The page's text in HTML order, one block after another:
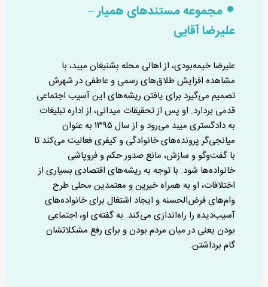
مجموعه مستندهای همیار –
علیرضا آقایی
علیرضا خیمه‌بودی، از اهالی محله بشنیغان میبد، با
مشاهده افزایش طلاق‌های رسمی و عاطفی در شهرش
تصمیم می‌گیرد برای یافتن ریشه‌های این آسیب اجتماعی
قدمی بردارد. او پس از تحقیقات میدانی، از اداره تبلیغات
به دادگستری میبد می‌رود و از سال ۱۳۹۵ به عنوان
میانجی‌گر پرونده‌های خانوادگی و کیفری فعالیت می‌کند تا
با گفت‌وگو و سازش، مانع صدور حکم و فروپاشی
خانواده‌ها شود. با توجه به ریشه‌های اقتصادی بسیاری از
اختلافات، او به همراه خیرین و معتمدین محلی طرح
وام‌های قرض‌الحسنه و ایجاد اشتغال برای خانواده‌های
آسیب‌دیده را راه‌اندازی می‌کند. به گفته‌ی او، اجتماعی
بودن یعنی در میان مردم بودن و برای رفع مشکلاتشان
گام برداشتن.